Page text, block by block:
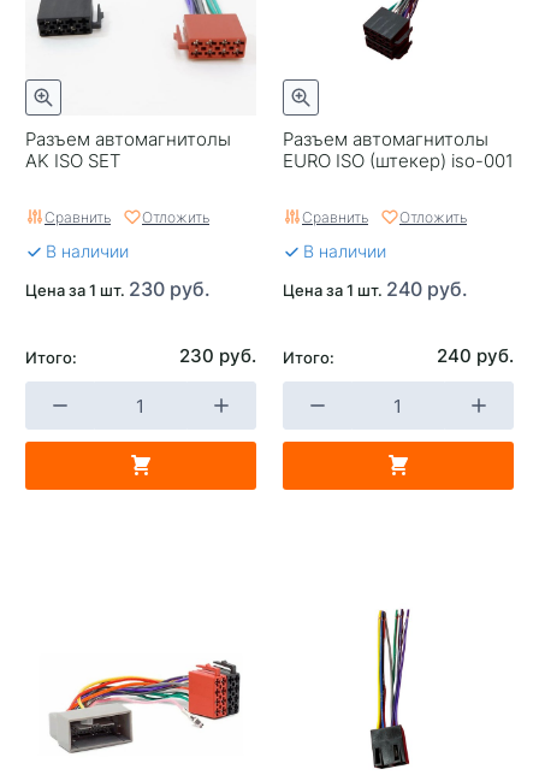
Разъем автомагнитолы
AK ISO SET
Сравнить Отложить
В наличии
Цена за 1 шт. 230 руб.
Итого: 230 руб.
Разъем автомагнитолы
EURO ISO (штекер) iso-001
Сравнить Отложить
В наличии
Цена за 1 шт. 240 руб.
Итого: 240 руб.